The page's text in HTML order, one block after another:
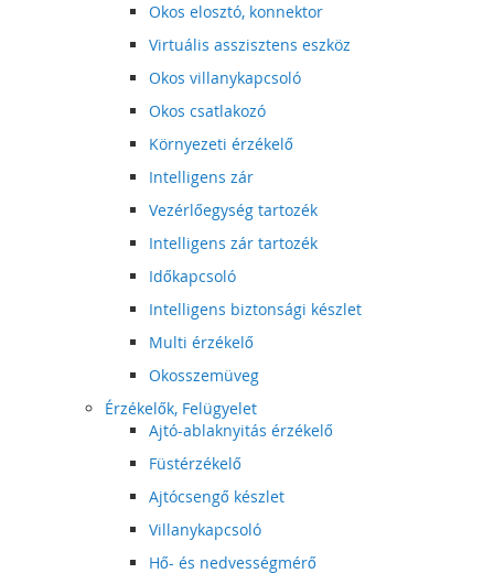
Okos elosztó, konnektor
Virtuális asszisztens eszköz
Okos villanykapcsoló
Okos csatlakozó
Környezeti érzékelő
Intelligens zár
Vezérlőegység tartozék
Intelligens zár tartozék
Időkapcsoló
Intelligens biztonsági készlet
Multi érzékelő
Okosszemüveg
Érzékelők, Felügyelet
Ajtó-ablaknyitás érzékelő
Füstérzékelő
Ajtócsengő készlet
Villanykapcsoló
Hő- és nedvességmérő